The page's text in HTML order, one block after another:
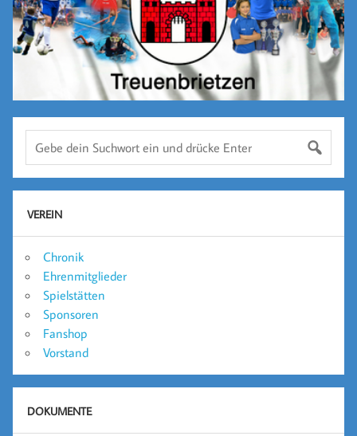
VEREIN
Chronik
Ehrenmitglieder
Spielstätten
Sponsoren
Fanshop
Vorstand
DOKUMENTE